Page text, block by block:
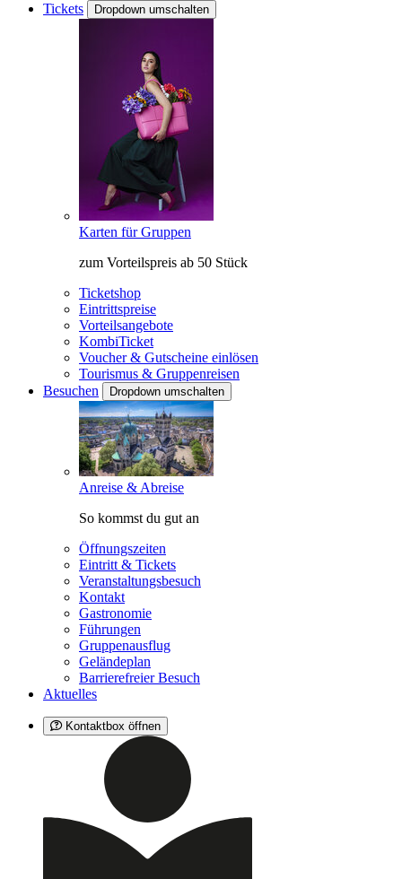
Tickets
Dropdown umschalten
Karten für Gruppen
zum Vorteilspreis ab 50 Stück
Ticketshop
Eintrittspreise
Vorteilsangebote
KombiTicket
Voucher & Gutscheine einlösen
Tourismus & Gruppenreisen
Besuchen
Dropdown umschalten
Anreise & Abreise
So kommst du gut an
Öffnungszeiten
Eintritt & Tickets
Veranstaltungsbesuch
Kontakt
Gastronomie
Führungen
Gruppenausflug
Geländeplan
Barrierefreier Besuch
Aktuelles
Kontaktbox öffnen